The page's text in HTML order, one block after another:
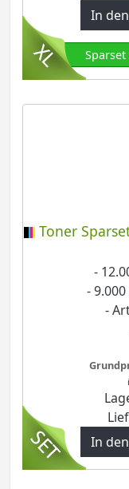
In
Sparset
Toner
-
-
-
In